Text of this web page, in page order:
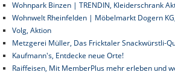
Wohnpark Binzen | TRENDIN, Kleiderschrank
Wohnwelt Rheinfelden | Möbelmarkt Dogern
Volg, Aktion
Metzgerei Müller, Das Fricktaler Snackwürstli-
Kaufmann's, Entdecke neue Orte!
Raiffeisen, Mit MemberPlus mehr erleben und